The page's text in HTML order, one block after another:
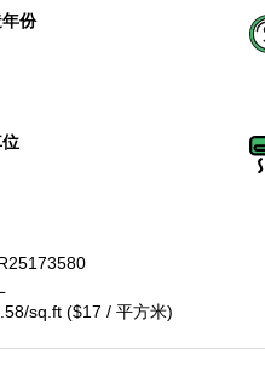
份
sq.ft ($17 / 平方米)